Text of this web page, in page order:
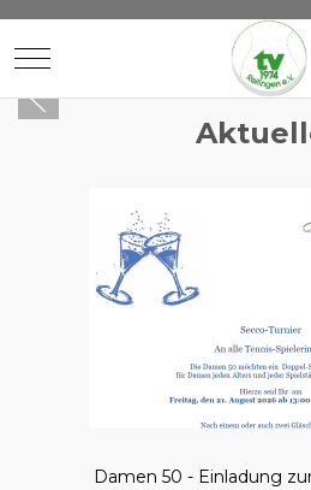
Mobile Menu Toggle
Damen 50 - Einladung